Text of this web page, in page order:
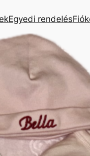
Egyedi rendelés